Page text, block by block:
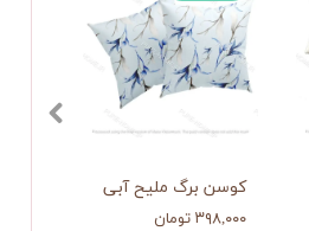
کوسن برگ ملیح آبی
۳۹۸,۰۰۰ تومان